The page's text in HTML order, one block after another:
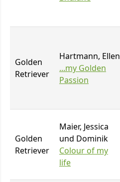
Golden
Retriever
Hartmann, Ellen
...my Golden
Passion
Golden
Retriever
Maier, Jessica
und Dominik
Colour of my
life